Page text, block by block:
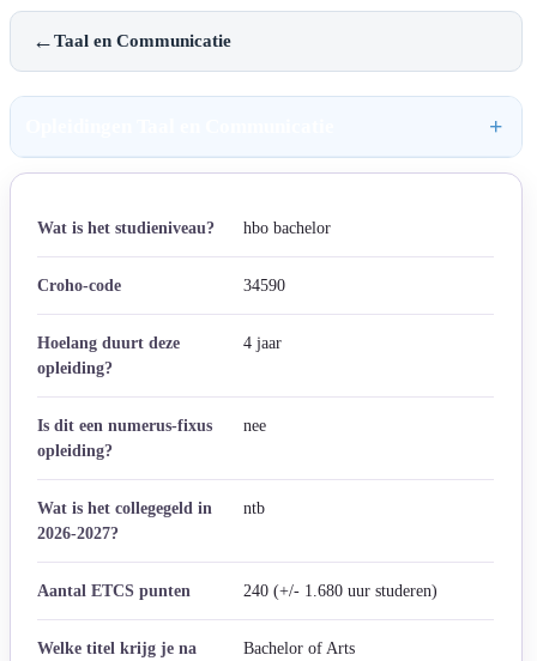
←Taal en Communicatie
Wat is het studieniveau? hbo bachelor
Croho-code 34590
Hoelang duurt deze
opleiding?
4 jaar
Is dit een numerus-fixus
opleiding?
nee
Wat is het collegegeld in
2026-2027?
ntb
Aantal ETCS punten 240 (+/- 1.680 uur studeren)
Welke titel krijg je na
Bachelor of Arts